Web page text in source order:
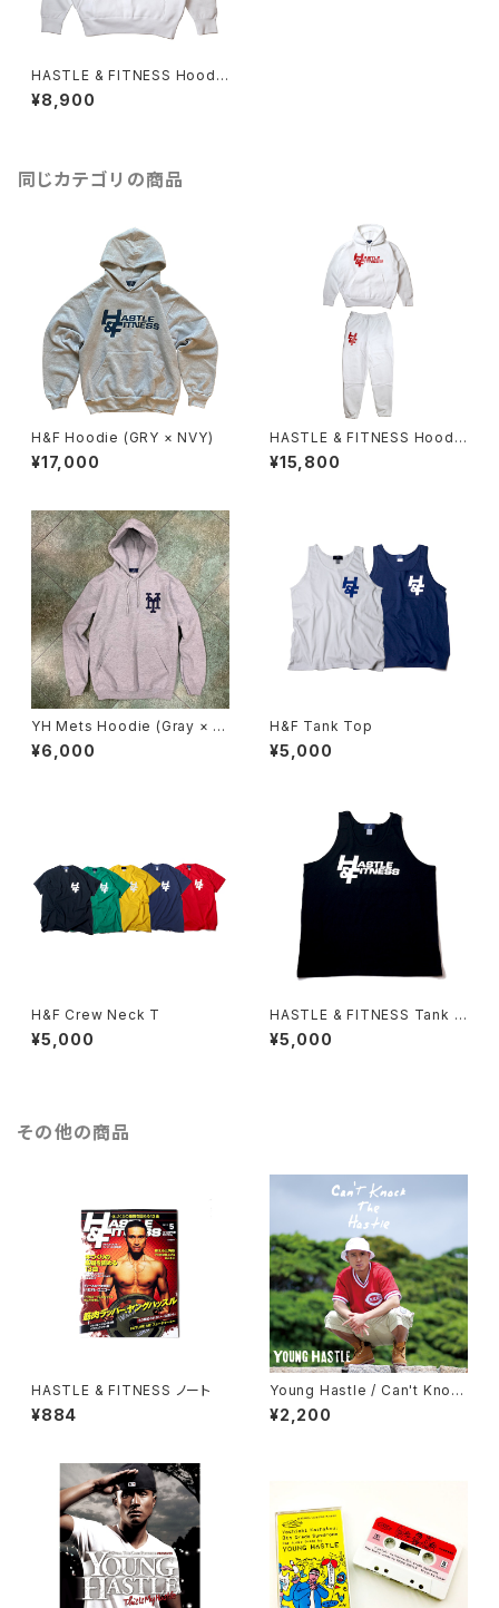
HASTLE & FITNESS Hoodi
e (WHT × RED)
¥8,900
同じカテゴリの商品
H&F Hoodie (GRY × NVY)
¥17,000
HASTLE & FITNESS Hoodi
e & Sweat Pants (WHT × R
ED)
¥15,800
YH Mets Hoodie (Gray × N
avy)
¥6,000
H&F Tank Top
¥5,000
H&F Crew Neck T
¥5,000
HASTLE & FITNESS Tank T
op (BLK × WHT)
¥5,000
その他の商品
HASTLE & FITNESS ノート
¥884
Young Hastle / Can't Knoc
k The Hastle (CD)
¥2,200